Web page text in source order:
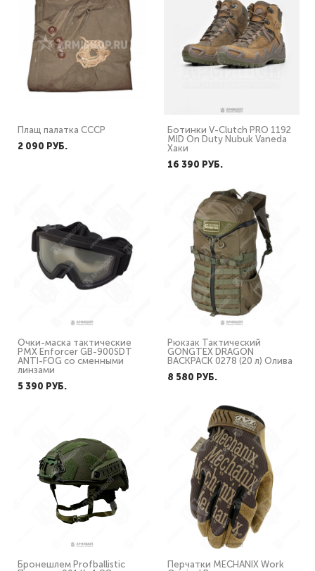
Плащ палатка СССР
2 090 PУБ.
Ботинки V-Clutch PRO 1192
MID On Duty Nubuk Vaneda
Хаки
16 390 PУБ.
Очки-маска тактические
PMX Enforcer GB-900SDT
ANTI-FOG со сменными
линзами
5 390 PУБ.
Рюкзак Тактический
GONGTEX DRAGON
BACKPACK 0278 (20 л) Олива
8 580 PУБ.
Бронешлем Profballistic
Перчатки MECHANIX Work